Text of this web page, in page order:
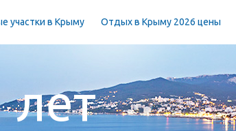
участки в Крыму Отдых в Крыму 2026 цены